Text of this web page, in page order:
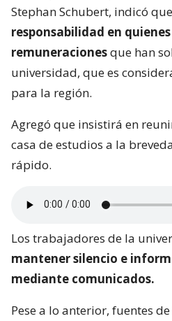
Stephan Schubert, indicó que
responsabilidad en
remuneracionesque han
universidad, que es
para la región.
Agregó que insistirá en
casa de estudios a la
rápido.
Los trabajadores de la
mantener silencio e
mediante comunicados.
Pese a lo anterior, fuentes